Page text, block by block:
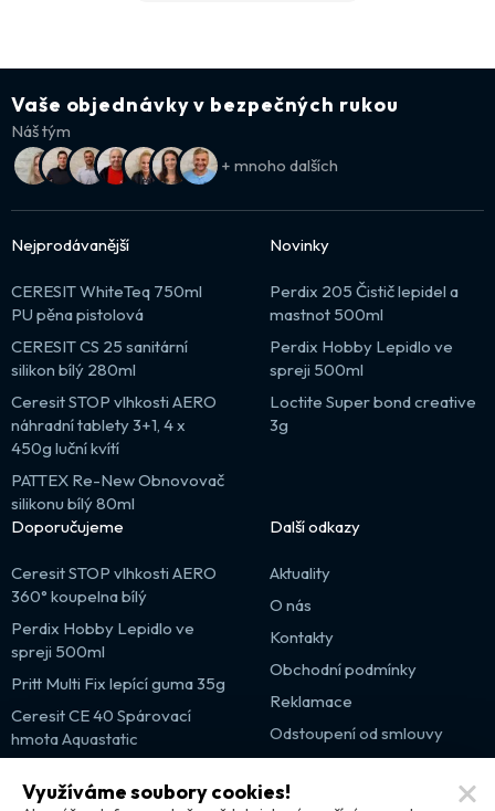
Vaše objednávky v bezpečných rukou
Náš tým
+ mnoho dalších
Nejprodávanější
CERESIT WhiteTeq 750ml
PU pěna pistolová
CERESIT CS 25 sanitární
silikon bílý 280ml
Ceresit STOP vlhkosti AERO
náhradní tablety 3+1, 4 x
450g luční kvítí
PATTEX Re-New Obnovovač
silikonu bílý 80ml
Novinky
Perdix 205 Čistič lepidel a
mastnot 500ml
Perdix Hobby Lepidlo ve
spreji 500ml
Loctite Super bond creative
3g
Doporučujeme
Ceresit STOP vlhkosti AERO
360° koupelna bílý
Perdix Hobby Lepidlo ve
spreji 500ml
Pritt Multi Fix lepící guma 35g
Ceresit CE 40 Spárovací
hmota Aquastatic
Další odkazy
Aktuality
O nás
Kontakty
Obchodní podmínky
Reklamace
Odstoupení od smlouvy
Výprodej
Využíváme soubory cookies!